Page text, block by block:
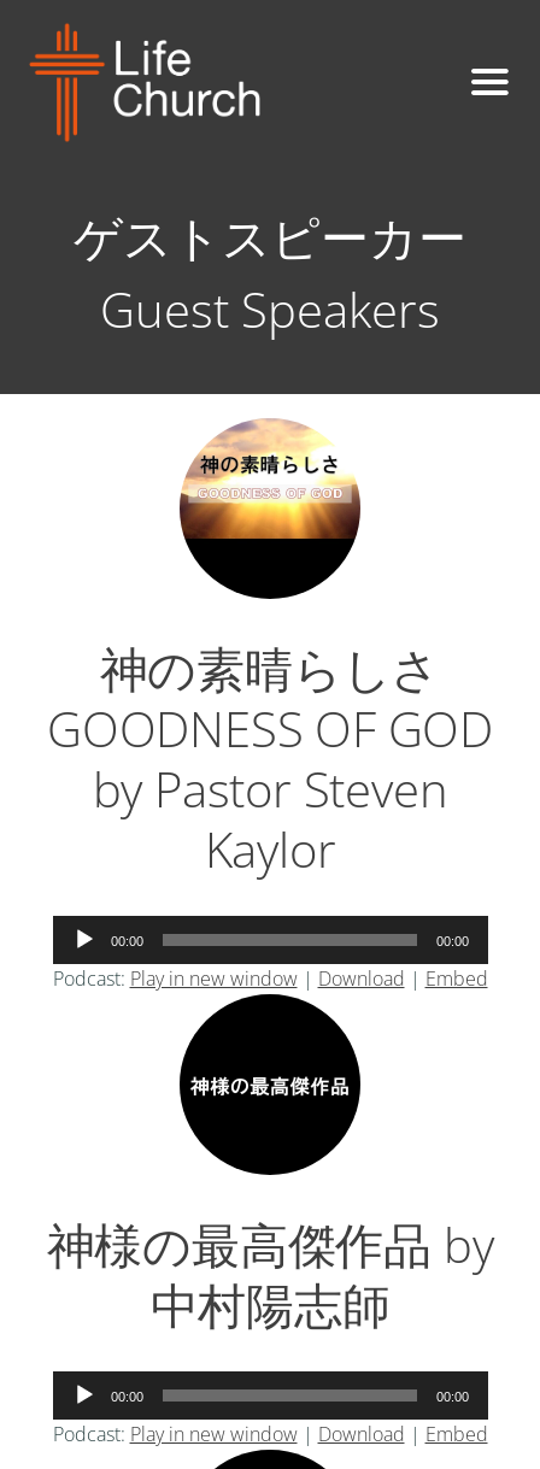
ゲストスピーカー
Guest Speakers
神の素晴らしさ
GOODNESS OF GOD
by Pastor Steven
Kaylor
声
プ
00:00 00:00
Podcast: Play in new window| Download | Embed
神様の最高傑作品 by
中村陽志師
声
プ
00:00 00:00
Podcast: Play in new window| Download | Embed